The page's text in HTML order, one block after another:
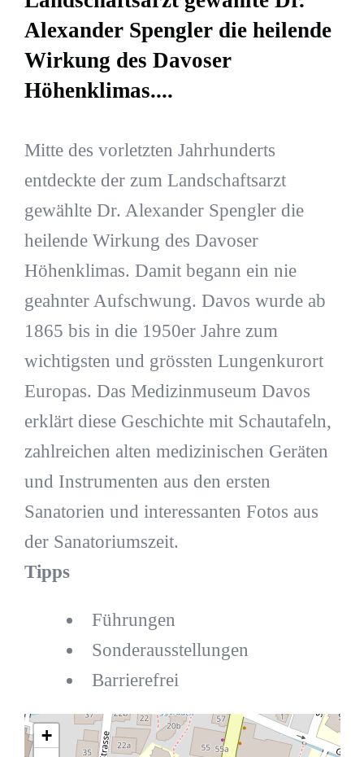
Alexander Spengler die heilende
Wirkung des Davoser
Höhenklimas....
Mitte des vorletzten Jahrhunderts
entdeckte der zum Landschaftsarzt
gewählte Dr. Alexander Spengler die
heilende Wirkung des Davoser
Höhenklimas. Damit begann ein nie
geahnter Aufschwung. Davos wurde ab
1865 bis in die 1950er Jahre zum
wichtigsten und grössten Lungenkurort
Europas. Das Medizinmuseum Davos
erklärt diese Geschichte mit Schautafeln,
zahlreichen alten medizinischen Geräten
und Instrumenten aus den ersten
Sanatorien und interessanten Fotos aus
der Sanatoriumszeit.
Tipps
Führungen
Sonderausstellungen
Barrierefrei
+